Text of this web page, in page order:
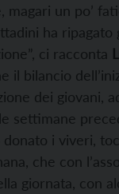
magari un po’
ha
ci racconta
il bilancio
dei giovani,
settimane
i viveri,
che con
giornata, con